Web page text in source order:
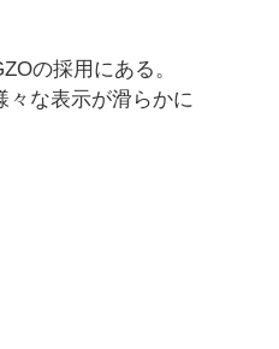
の採用にある。
々な表示が滑らかに